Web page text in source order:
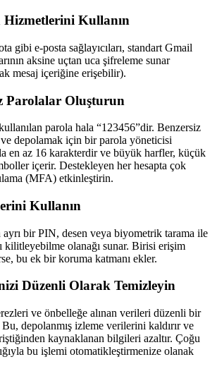
Hizmetlerini Kullanın
gibi e-posta sağlayıcıları, standart Gmail
aksine uçtan uca şifreleme sunar
mesaj içeriğine erişebilir).
Parolalar Oluşturun
parola hala “123456”dir. Benzersiz
depolamak için bir parola yöneticisi
en az 16 karakterdir ve büyük harfler, küçük
içerir. Destekleyen her hesapta çok
(MFA) etkinleştirin.
Kullanın
ayrı bir PIN, desen veya biyometrik tarama ile
kilitleyebilme olanağı sunar. Birisi erişim
bu ek bir koruma katmanı ekler.
Düzenli Olarak Temizleyin
ve önbelleğe alınan verileri düzenli bir
depolanmış izleme verilerini kaldırır ve
kaynaklanan bilgileri azaltır. Çoğu
bu işlemi otomatikleştirmenize olanak